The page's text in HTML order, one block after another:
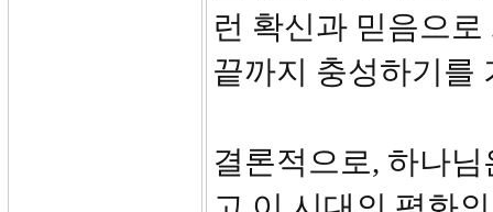
런 확신과 믿음으
끝까지 충성하기를
결론적으로, 하나